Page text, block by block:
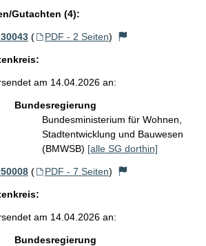
Gutachten (4):
( PDF - 2 Seiten)
am 14.04.2026 an:
Bundesregierung
Bundesministerium für Wohnen,
Stadtentwicklung und Bauwesen
(BMWSB) [alle SG dorthin]
( PDF - 7 Seiten)
am 14.04.2026 an:
Bundesregierung